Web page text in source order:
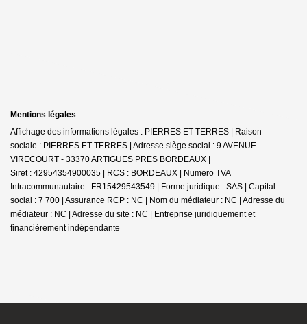
Mentions légales
Affichage des informations légales : PIERRES ET TERRES | Raison
sociale : PIERRES ET TERRES | Adresse siège social : 9 AVENUE
VIRECOURT - 33370 ARTIGUES PRES BORDEAUX |
Siret : 42954354900035 | RCS : BORDEAUX | Numero TVA
Intracommunautaire : FR15429543549 | Forme juridique : SAS | Capital
social : 7 700 | Assurance RCP : NC | Nom du médiateur : NC | Adresse du
médiateur : NC | Adresse du site : NC | Entreprise juridiquement et
financièrement indépendante